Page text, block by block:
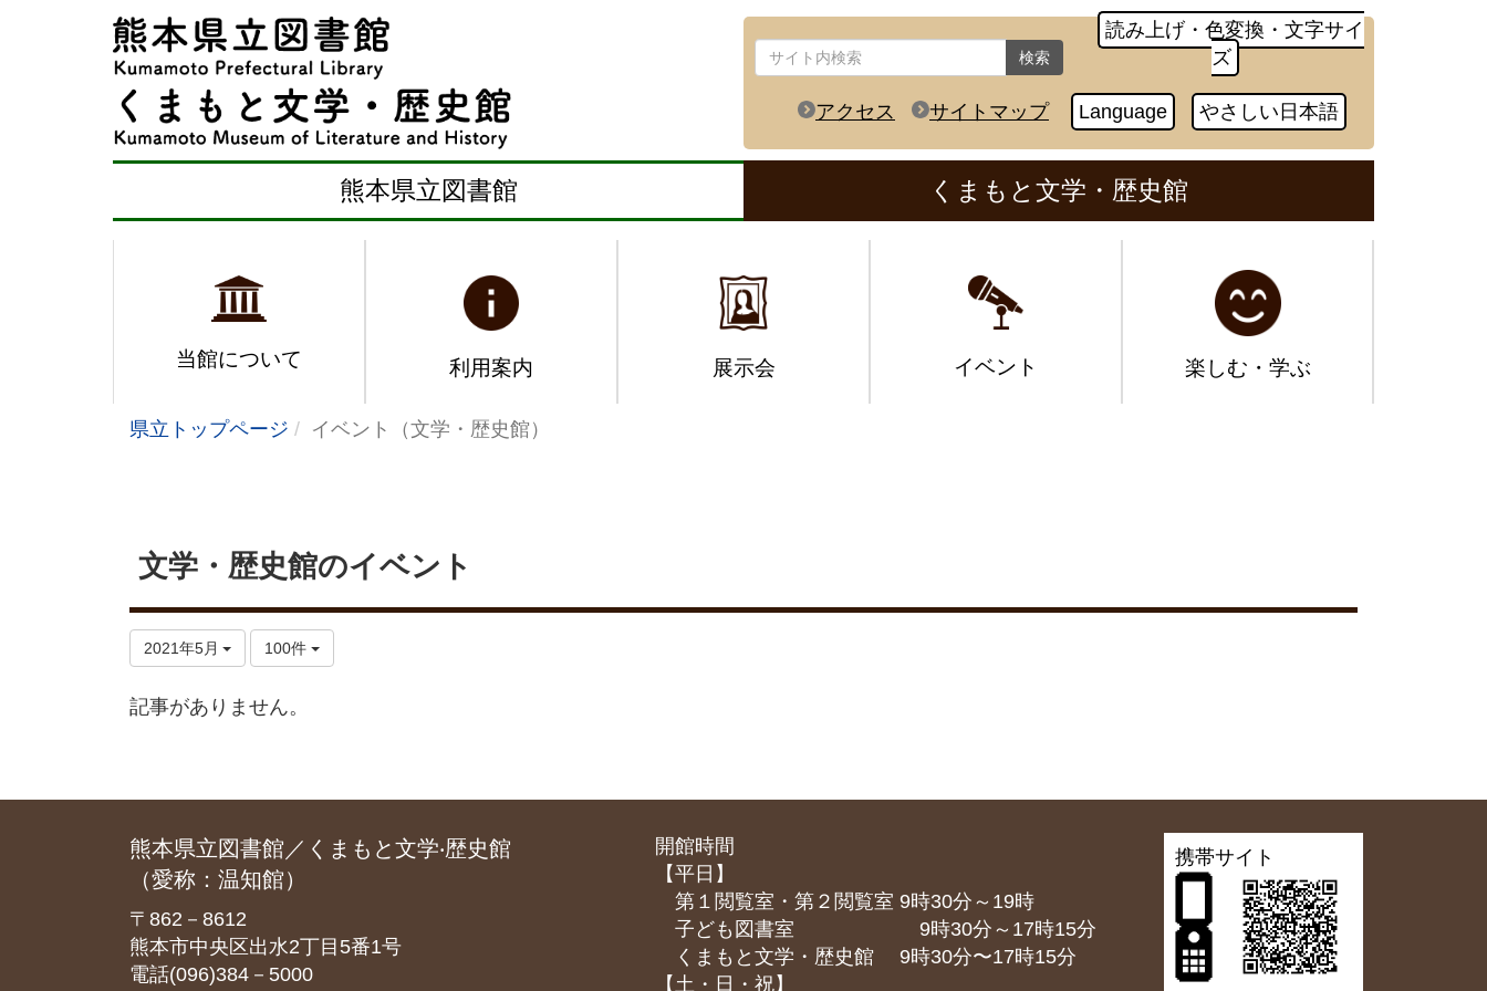
検索
読み上げ・色変換・文字サイ
ズ
アクセス サイトマップ Language やさしい日本語
熊本県立図書館 くまもと文学・歴史館
当館について 利用案内 展示会 イベント 楽しむ・学ぶ
県立トップページ イベント（文学・歴史館）
文学・歴史館のイベント
2021年5月 100件
記事がありません。
熊本県立図書館／くまもと文学‧歴史館
（愛称：温知館）
〒862－8612
熊本市中央区出水2丁目5番1号
電話(096)384－5000
開館時間
【平日】
第１閲覧室・第２閲覧室 9時30分～19時
子ども図書室 9時30分～17時15分
くまもと⽂学・歴史館 9時30分〜17時15分
【土・日・祝】
携帯サイト